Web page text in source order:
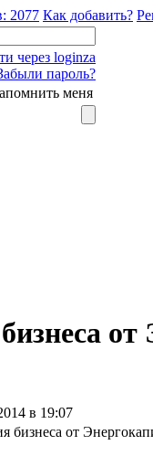
2077 Как добавить?
пароль?
меня
в 19:07
бизнеса от